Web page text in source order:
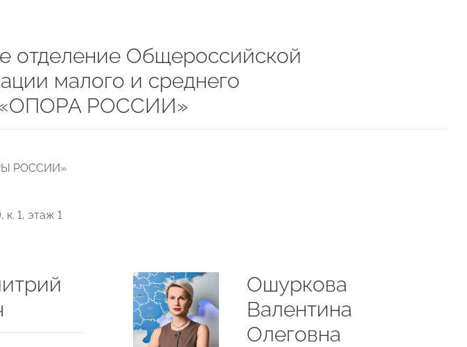
отделение Общероссийской
малого и среднего
«ОПОРА РОССИИ»
РОССИИ»
к. 1, этаж 1
Ошуркова
Валентина
Олеговна